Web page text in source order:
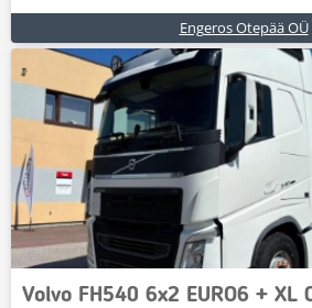
Engeros Otepää OÜ